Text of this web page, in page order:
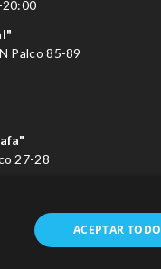
20:00
Palco 85-89
27-28
ACEPTAR TODO